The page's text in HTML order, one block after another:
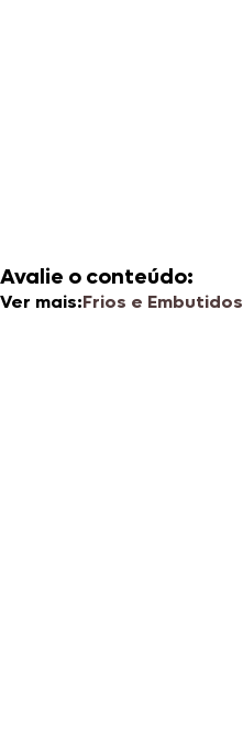
Avalie o conteúdo:
Ver mais:Frios e Embutidos